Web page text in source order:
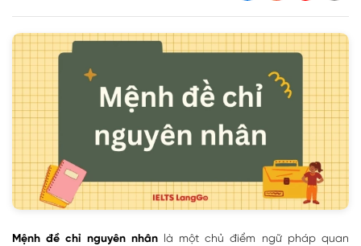
Mệnh đề chỉ nguyên nhânlà một chủ điểm ngữ pháp quan